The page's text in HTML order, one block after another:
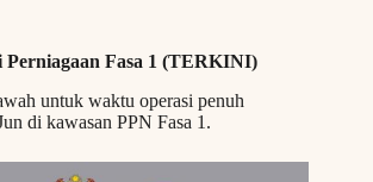
Perniagaan Fasa 1 (TERKINI)
untuk waktu operasi penuh
di kawasan PPN Fasa 1.